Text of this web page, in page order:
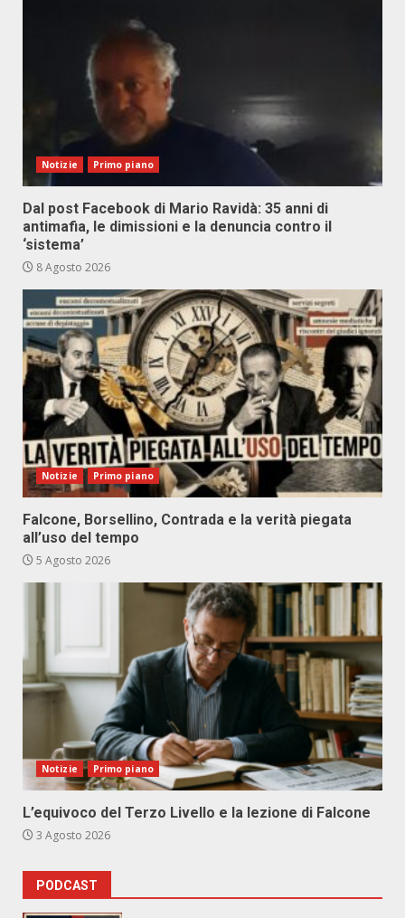
Notizie Primo piano
Dal post Facebook di Mario Ravidà: 35 anni di
antimafia, le dimissioni e la denuncia contro il
‘sistema’
8 Agosto 2026
Notizie Primo piano
Falcone, Borsellino, Contrada e la verità piegata
all’uso del tempo
5 Agosto 2026
Notizie Primo piano
L’equivoco del Terzo Livello e la lezione di Falcone
3 Agosto 2026
PODCAST